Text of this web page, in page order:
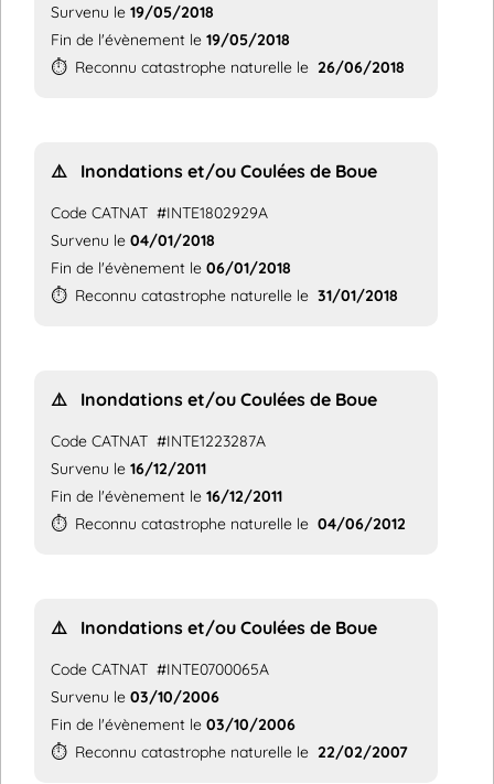
Survenu le 19/05/2018
Fin de l'évènement le 19/05/2018
⏱️ Reconnu catastrophe naturelle le 26/06/2018
⚠️ Inondations et/ou Coulées de Boue
Code CATNAT #INTE1802929A
Survenu le 04/01/2018
Fin de l'évènement le 06/01/2018
⏱️ Reconnu catastrophe naturelle le 31/01/2018
⚠️ Inondations et/ou Coulées de Boue
Code CATNAT #INTE1223287A
Survenu le 16/12/2011
Fin de l'évènement le 16/12/2011
⏱️ Reconnu catastrophe naturelle le 04/06/2012
⚠️ Inondations et/ou Coulées de Boue
Code CATNAT #INTE0700065A
Survenu le 03/10/2006
Fin de l'évènement le 03/10/2006
⏱️ Reconnu catastrophe naturelle le 22/02/2007